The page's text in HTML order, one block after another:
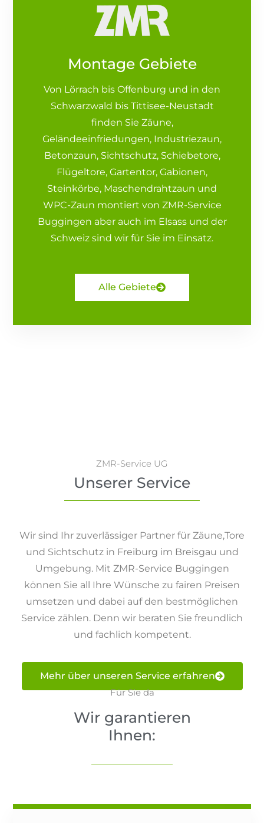
Montage Gebiete
Von Lörrach bis Offenburg und in den
Schwarzwald bis Tittisee-Neustadt
finden Sie Zäune,
Geländeeinfriedungen, Industriezaun,
Betonzaun, Sichtschutz, Schiebetore,
Flügeltore, Gartentor, Gabionen,
Steinkörbe, Maschendrahtzaun und
WPC-Zaun montiert von ZMR-Service
Buggingen aber auch im Elsass und der
Schweiz sind wir für Sie im Einsatz.
Alle Gebiete
ZMR-Service UG
Unserer Service
Wir sind Ihr zuverlässiger Partner für Zäune,Tore
und Sichtschutz in Freiburg im Breisgau und
Umgebung. Mit ZMR-Service Buggingen
können Sie all Ihre Wünsche zu fairen Preisen
umsetzen und dabei auf den bestmöglichen
Service zählen. Denn wir beraten Sie freundlich
und fachlich kompetent.
Mehr über unseren Service erfahren
Für Sie da
Wir garantieren
Ihnen: